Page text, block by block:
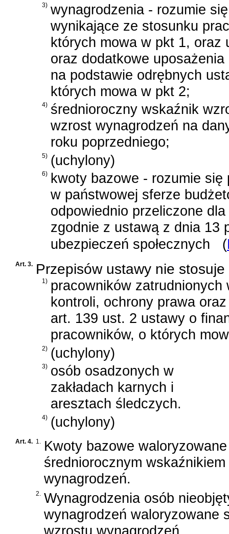
3) wynagrodzenia - rozumie
wynikające ze stosunku
których mowa w pkt 1, oraz
oraz dodatkowe
na podstawie odrębnych
których mowa w pkt 2;
4) średnioroczny wskaźnik
wzrost wynagrodzeń na
roku poprzedniego;
5) (uchylony)
6)
kwoty bazowe - rozumie
w państwowej sferze
odpowiednio przeliczone
zgodnie z ustawą z dnia 13
ubezpieczeń społecznych
(
Art. 3. Przepisów ustawy nie
1) pracowników zatrudnionych
kontroli, ochrony prawa
art. 139 ust. 2 ustawy o
pracowników, o których
2) (uchylony)
3) osób osadzonych w
zakładach karnych i
aresztach śledczych.
4) (uchylony)
Art. 4. 1. Kwoty bazowe
średniorocznym
wynagrodzeń.
2. Wynagrodzenia osób
wynagrodzeń waloryzowane